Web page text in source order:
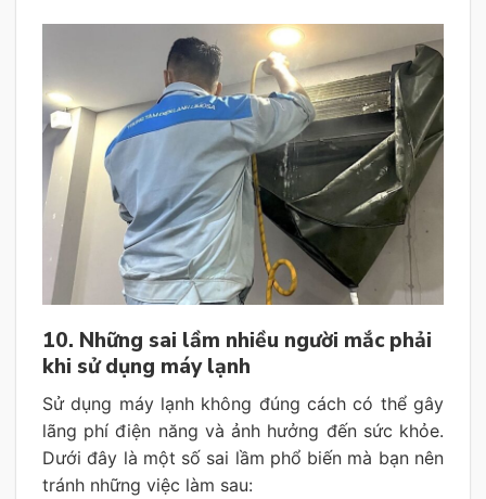
10. Những sai lầm nhiều người mắc phải
khi sử dụng máy lạnh
Sử dụng máy lạnh không đúng cách có thể gây
lãng phí điện năng và ảnh hưởng đến sức khỏe.
Dưới đây là một số sai lầm phổ biến mà bạn nên
tránh những việc làm sau: